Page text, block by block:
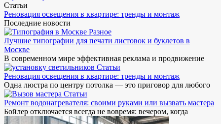
Статьи
Реновация освещения в квартире: тренды и монтаж
Последние новости
Разное
Лучшие типографии для печати листовок и буклетов в
Москве
В современном мире эффективная реклама и продвижение
Статьи
Реновация освещения в квартире: тренды и монтаж
Одна люстра по центру потолка — это приговор для любого
Статьи
Ремонт водонагревателя: своими руками или вызвать мастера
Бойлер отключается всегда не вовремя: вечером, когда